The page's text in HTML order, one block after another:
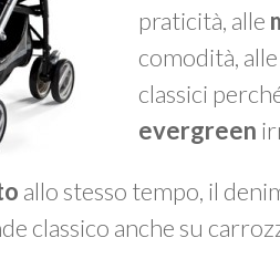
praticità, alle
comodità,
classici
evergreen
allo stesso tempo, il
classico anche su